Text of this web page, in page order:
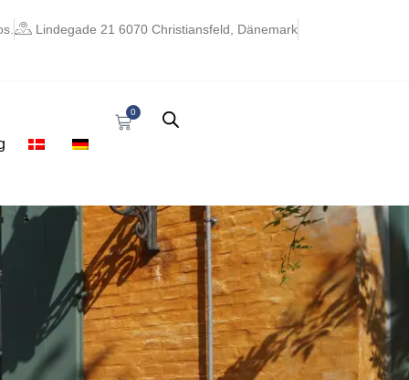
Lindegade 21 6070 Christiansfeld, Dänemark
0
Cart